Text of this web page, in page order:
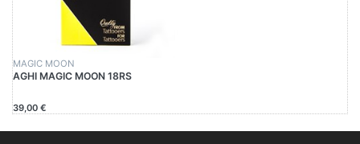
MAGIC MOON
AGHI MAGIC MOON 18RS
39,00 €